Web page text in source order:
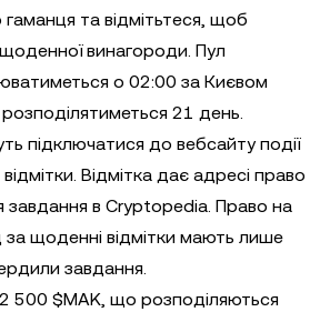
та відмітьтеся, щоб
винагороди. Пул
о 02:00 за Києвом
21 день.
підключатися до вебсайту події
Відмітка дає адресі право
завдання в Cryptopedia. Право на
за щоденні відмітки мають лише
завдання.
500 $MAK, що розподіляються